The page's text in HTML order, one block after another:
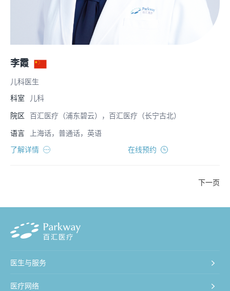
李霞
儿科医生
科室
儿科
院区 百汇医疗（浦东碧云），百汇医疗（长宁古北）
语言
上海话，普通话，英语
了解详情
在线预约
下一页
医生与服务
医疗网络